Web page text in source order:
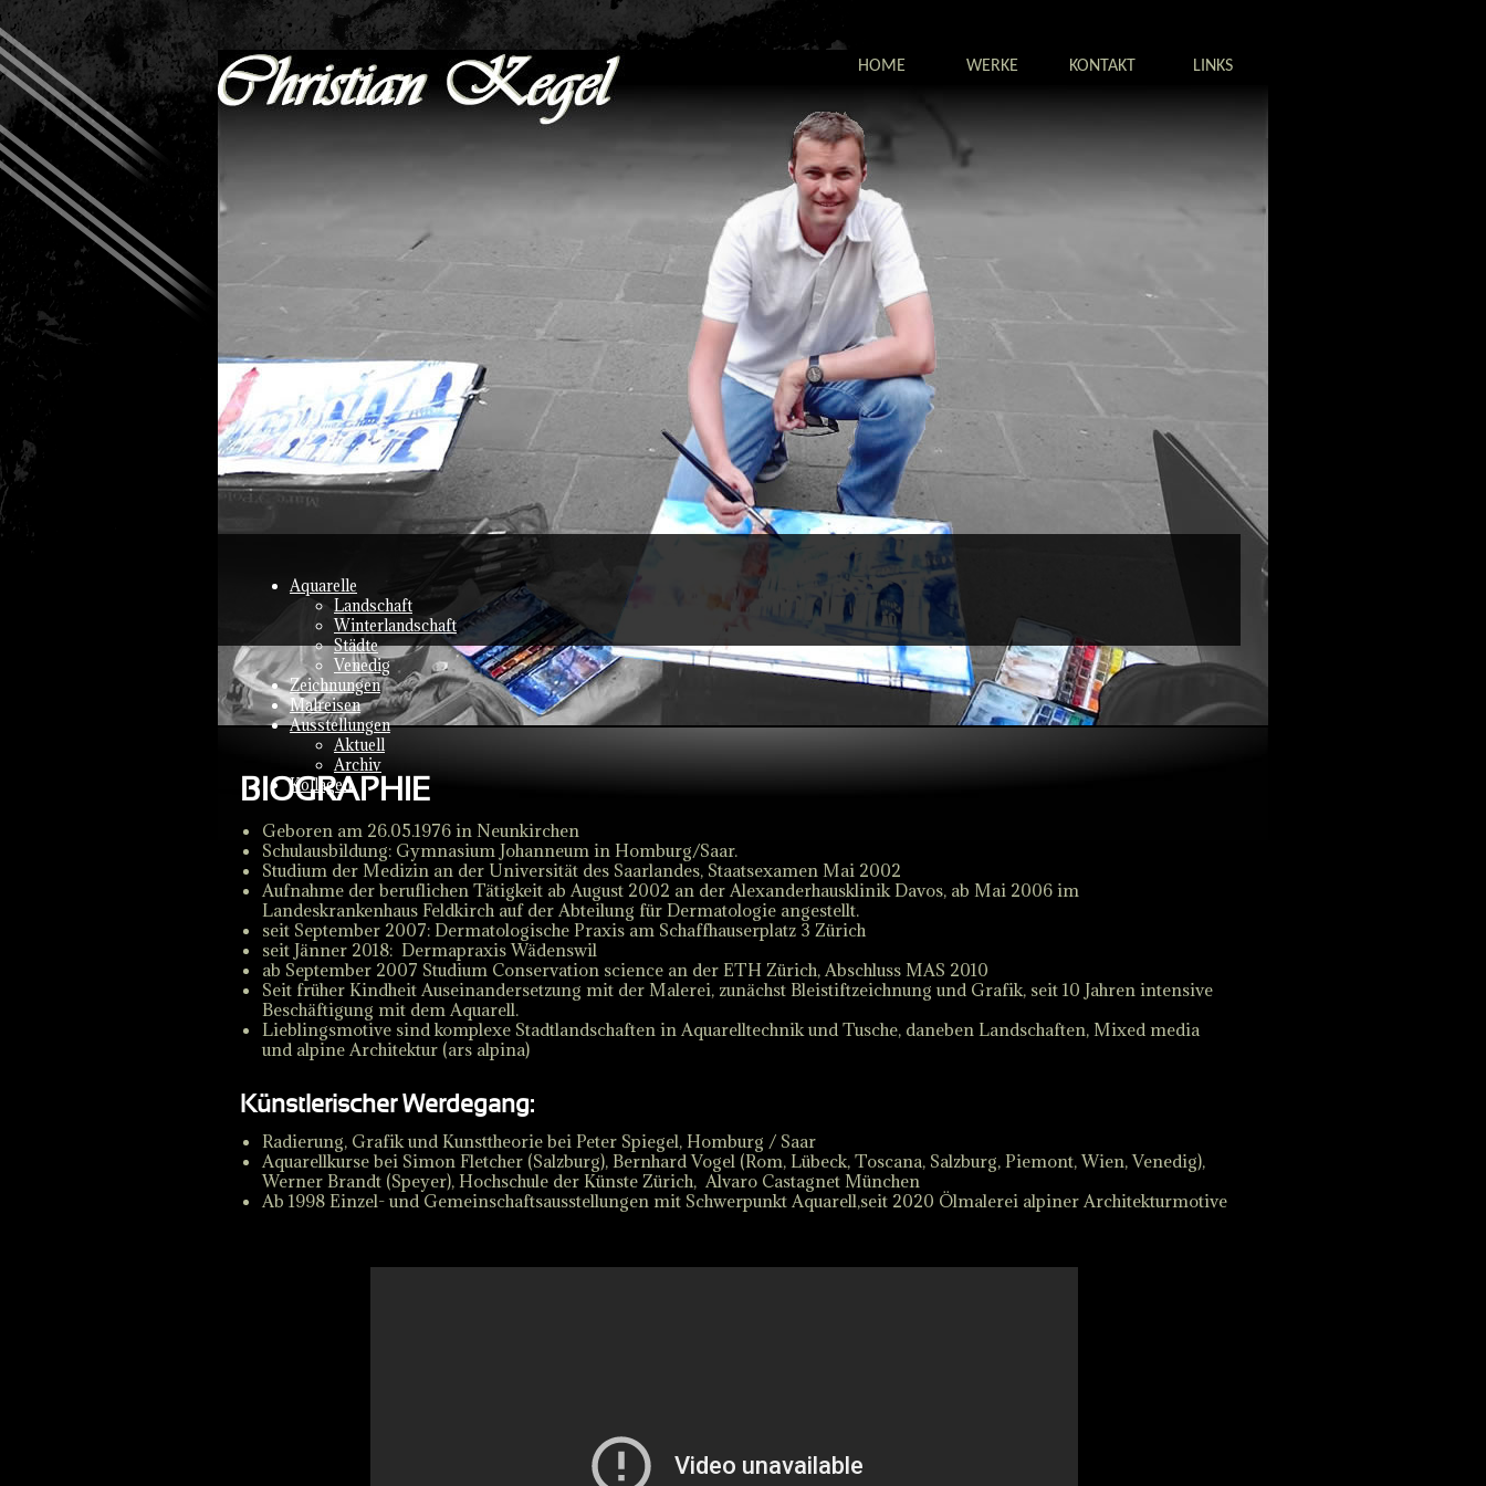
HOME WERKE KONTAKT LINKS
Aquarelle
Landschaft
Winterlandschaft
Städte
Venedig
Zeichnungen
Malreisen
Ausstellungen
Aktuell
Archiv
Kollagen
BIOGRAPHIE
Geboren am 26.05.1976 in Neunkirchen
Schulausbildung: Gymnasium Johanneum in Homburg/Saar.
Studium der Medizin an der Universität des Saarlandes, Staatsexamen Mai 2002
Aufnahme der beruflichen Tätigkeit ab August 2002 an der Alexanderhausklinik Davos, ab Mai 2006 im
Landeskrankenhaus Feldkirch auf der Abteilung für Dermatologie angestellt.
seit September 2007: Dermatologische Praxis am Schaffhauserplatz 3 Zürich
seit Jänner 2018: Dermapraxis Wädenswil
ab September 2007 Studium Conservation science an der ETH Zürich, Abschluss MAS 2010
Seit früher Kindheit Auseinandersetzung mit der Malerei, zunächst Bleistiftzeichnung und Grafik, seit 10 Jahren intensive
Beschäftigung mit dem Aquarell.
Lieblingsmotive sind komplexe Stadtlandschaften in Aquarelltechnik und Tusche, daneben Landschaften, Mixed media
und alpine Architektur (ars alpina)
Künstlerischer Werdegang:
Radierung, Grafik und Kunsttheorie bei Peter Spiegel, Homburg / Saar
Aquarellkurse bei Simon Fletcher (Salzburg), Bernhard Vogel (Rom, Lübeck, Toscana, Salzburg, Piemont, Wien, Venedig),
Werner Brandt (Speyer), Hochschule der Künste Zürich, Alvaro Castagnet München
Ab 1998 Einzel- und Gemeinschaftsausstellungen mit Schwerpunkt Aquarell,seit 2020 Ölmalerei alpiner Architekturmotive